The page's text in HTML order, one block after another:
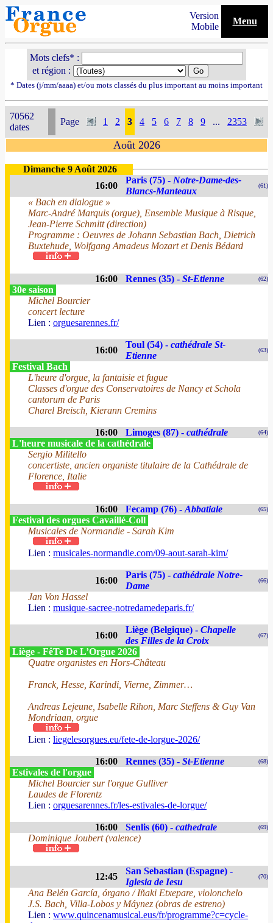
Version
Mobile
Menu
Mots clefs* :
et région :
* Dates (j/mm/aaaa) et/ou mots classés du plus important au moins important
70562
dates
Page 1 2 3 4 5 6 7 8 9 ... 2353
Août 2026
Dimanche 9 Août 2026
16:00
Paris (75) - Notre-Dame-des-
Blancs-Manteaux
(61)
« Bach en dialogue »
Marc-André Marquis (orgue), Ensemble Musique à Risque,
Jean-Pierre Schmitt (direction)
Programme : Oeuvres de Johann Sebastian Bach, Dietrich
Buxtehude, Wolfgang Amadeus Mozart et Denis Bédard
16:00 Rennes (35) - St-Etienne (62)
30e saison
Michel Bourcier
concert lecture
Lien : orguesarennes.fr/
16:00
Toul (54) - cathédrale St-
Etienne
(63)
Festival Bach
L'heure d'orgue, la fantaisie et fugue
Classes d'orgue des Conservatoires de Nancy et Schola
cantorum de Paris
Charel Breisch, Kierann Cremins
16:00 Limoges (87) - cathédrale (64)
L'heure musicale de la cathédrale
Sergio Militello
concertiste, ancien organiste titulaire de la Cathédrale de
Florence, Italie
16:00 Fecamp (76) - Abbatiale (65)
Festival des orgues Cavaillé-Coll
Musicales de Normandie - Sarah Kim
Lien : musicales-normandie.com/09-aout-sarah-kim/
16:00
Paris (75) - cathédrale Notre-
Dame
(66)
Jan Von Hassel
Lien : musique-sacree-notredamedeparis.fr/
16:00
Liège (Belgique) - Chapelle
des Filles de la Croix
(67)
Liège - FêTe De L’Orgue 2026
Quatre organistes en Hors-Château
Franck, Hesse, Karindi, Vierne, Zimmer…
Andreas Lejeune, Isabelle Rihon, Marc Steffens & Guy Van
Mondriaan, orgue
Lien : liegelesorgues.eu/fete-de-lorgue-2026/
16:00 Rennes (35) - St-Etienne (68)
Estivales de l'orgue
Michel Bourcier sur l'orgue Gulliver
Laudes de Florentz
Lien : orguesarennes.fr/les-estivales-de-lorgue/
16:00 Senlis (60) - cathedrale (69)
Dominique Joubert (valence)
12:45
San Sebastian (Espagne) -
Iglesia de Iesu
(70)
Ana Belén García, órgano / Iñaki Etxepare, violonchelo
J.S. Bach, Villa-Lobos y Máynez (obras de estreno)
Lien : www.quincenamusical.eus/fr/programme?c=cycle-